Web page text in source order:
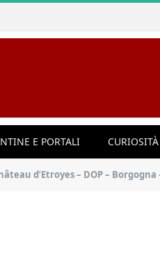
E PORTALI CURIOSITÀ
d’Etroyes – DOP –